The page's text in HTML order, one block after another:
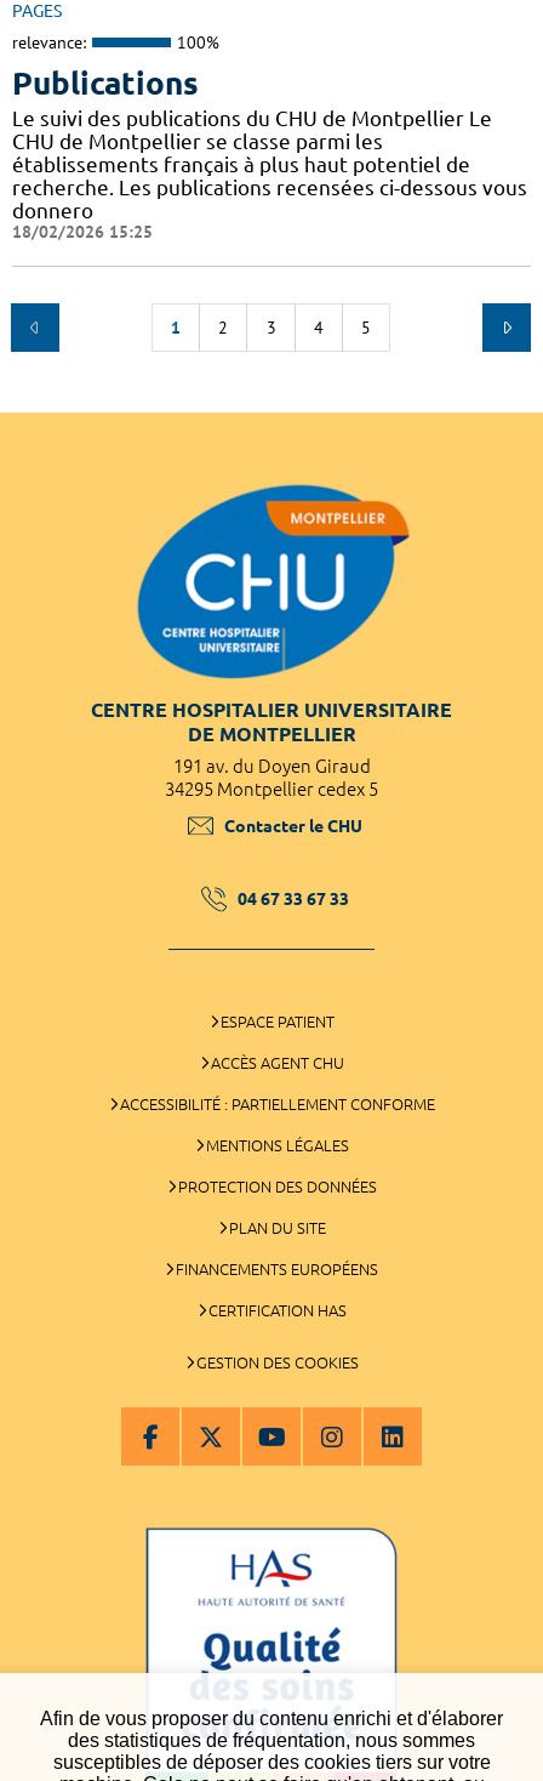
Afin de vous proposer du contenu enrichi et d'élaborer
des statistiques de fréquentation, nous sommes
susceptibles de déposer des cookies tiers sur votre
PAGES
relevance: 100%
Publications
Le suivi des publications du CHU de Montpellier Le
CHU de Montpellier se classe parmi les
établissements français à plus haut potentiel de
recherche. Les publications recensées ci-dessous vous
donnero
18/02/2026 15:25
1 2 3 4 5
CENTRE HOSPITALIER UNIVERSITAIRE
DE MONTPELLIER
191 av. du Doyen Giraud
34295 Montpellier cedex 5
Contacter le CHU
04 67 33 67 33
ESPACE PATIENT
ACCÈS AGENT CHU
ACCESSIBILITÉ : PARTIELLEMENT CONFORME
MENTIONS LÉGALES
PROTECTION DES DONNÉES
PLAN DU SITE
FINANCEMENTS EUROPÉENS
CERTIFICATION HAS
GESTION DES COOKIES